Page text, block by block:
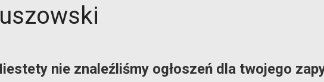
nie znaleźliśmy ogłoszeń dla twojego